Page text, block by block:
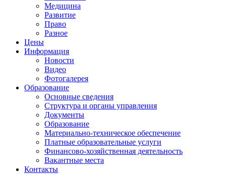
Медицина
Развитие
Право
Разное
Цены
Информация
Новости
Видео
Фотогалерея
Образование
Основные сведения
Структура и органы управления
Документы
Образование
Материально-техническое обеспечение
Платные образовательные услуги
Финансово-хозяйственная деятельность
Вакантные места
Контакты